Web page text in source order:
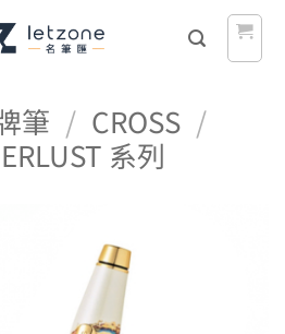
筆 / CROSS /
系列